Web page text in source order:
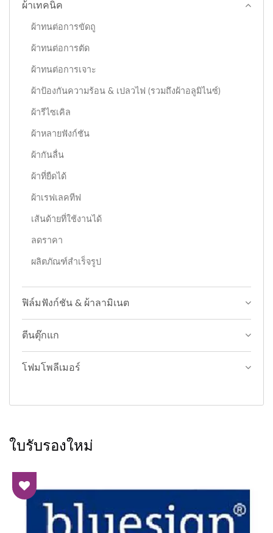
ผ้าเทคนิค
ผ้าทนต่อการขัดถู
ผ้าทนต่อการตัด
ผ้าทนต่อการเจาะ
ผ้าป้องกันความร้อน & เปลวไฟ (รวมถึงผ้าอลูมิไนซ์)
ผ้ารีไซเคิล
ผ้าหลายฟังก์ชัน
ผ้ากันลื่น
ผ้าที่ยืดได้
ผ้าเรฟเลคทีฟ
เส้นด้ายที่ใช้งานได้
ลดราคา
ผลิตภัณฑ์สำเร็จรูป
ฟิล์มฟังก์ชัน & ผ้าลามิเนต
ตีนตุ๊กแก
โฟมโพลีเมอร์
ใบรับรองใหม่